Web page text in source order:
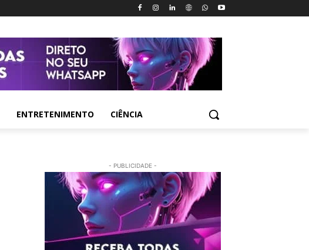
ENTRETENIMENTO CIÊNCIA
- PUBLICIDADE -